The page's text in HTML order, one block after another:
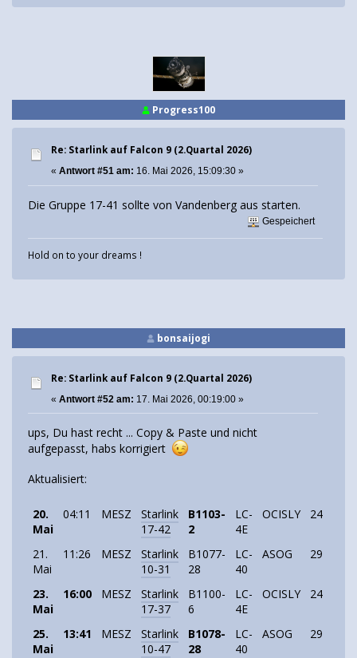
Progress100
Re: Starlink auf Falcon 9 (2.Quartal 2026)
« Antwort #51 am: 16. Mai 2026, 15:09:30 »
Die Gruppe 17-41 sollte von Vandenberg aus starten.
Gespeichert
Hold on to your dreams !
bonsaijogi
Re: Starlink auf Falcon 9 (2.Quartal 2026)
« Antwort #52 am: 17. Mai 2026, 00:19:00 »
ups, Du hast recht ... Copy & Paste und nicht
aufgepasst, habs korrigiert
Aktualisiert:
20.
Mai
04:11 MESZ
Starlink
17-42
B1103-
2
LC-
4E
OCISLY 24
21.
Mai
11:26 MESZ
Starlink
10-31
B1077-
28
LC-
40
ASOG 29
23.
Mai
16:00 MESZ
Starlink
17-37
B1100-
6
LC-
4E
OCISLY 24
25.
Mai
13:41 MESZ
Starlink
10-47
B1078-
28
LC-
40
ASOG 29